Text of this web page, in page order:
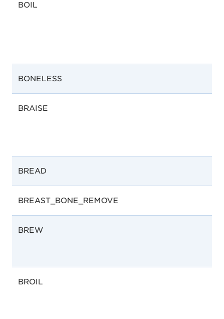
BOIL
BONELESS
BRAISE
BREAD
BREAST_BONE_REMOVE
BREW
BROIL